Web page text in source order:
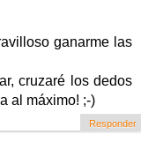
ganarme las
cruzaré los dedos
al máximo! ;-)
Responder